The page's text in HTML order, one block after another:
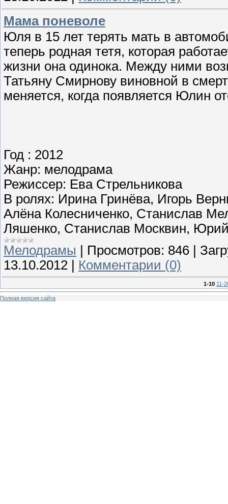
Мама поневоле
Юля в 15 лет терять мать в
теперь родная тетя, которая
жизни она одинока. Между ними
Татьяну Смирнову виновной в
меняется, когда появляется Юлин
Год : 2012
Жанр: мелодрама
Режиссер: Ева Стрельникова
В ролях: Ирина Гринёва, Игорь
Алёна Колесниченко, Станислав
Ляшенко, Станислав Москвин,
Мелодрамы
Просмотров: 846
13.10.2012
Комментарии (0)
1-10 11-
Полная версия сайта